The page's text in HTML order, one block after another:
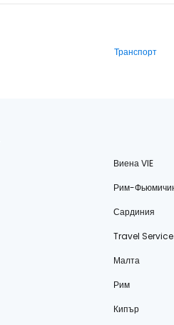
Транспорт
Виена VIE
Рим-
Сардиния
Travel Service
Малта
Рим
Кипър